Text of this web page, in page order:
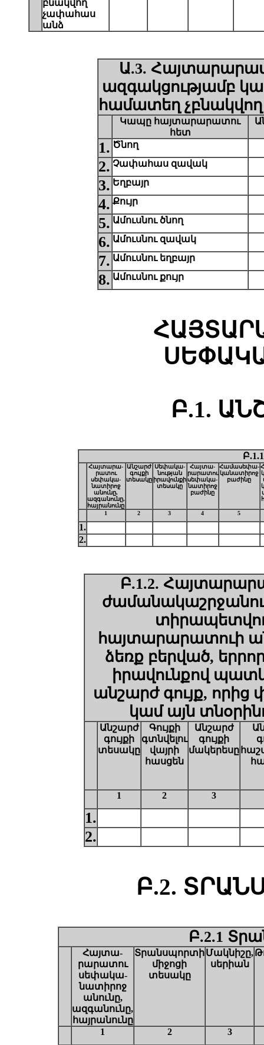
բնակվող
չափահաս
անձ
Ա.3.
ազգակցությամբ
համատեղ
Կապը հայտարարատու
հետ
1. Ծնող
2. Չափահաս զավակ
3. Եղբայր
4. Քույր
5. Ամուսնու ծնող
6. Ամուսնու զավակ
7. Ամուսնու եղբայր
8. Ամուսնու քույր
Բ.1.
Հայտարա-
րատու
սեփակա-
նատիրոջ
անունը,
ազգանունը,
հայրանունը
Անշարժ
գույքի
տեսակը
Սեփակա-
նության
իրավունքի
տեսակը
Հայտա-
րարատու
սեփակա-
նատիրոջ
բաժինը
Համասեփա-
կանատիրոջ
բաժինը
1 2 3 4 5
1.
2.
Բ.1.2.
հայտարարատուի
ձեռք բերված,
իրավունքով
անշարժ գույք,
կամ այն
Անշարժ
գույքի
տեսակը
Գույքի
գտնվելու
վայրի
հասցեն
Անշարժ
գույքի
մակերեսը
1 2 3
1.
2.
Բ.2.
Բ.2.1
Հայտա-
րարատու
սեփակա-
նատիրոջ
անունը,
ազգանունը,
հայրանունը
Տրանսպորտի
միջոցի
տեսակը
Մակնիշը,
սերիան
1 2 3